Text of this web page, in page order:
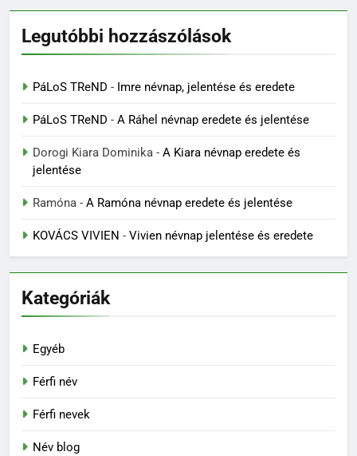
Legutóbbi hozzászólások
PáLoS TReND - Imre névnap, jelentése és eredete
PáLoS TReND - A Ráhel névnap eredete és jelentése
Dorogi Kiara Dominika - A Kiara névnap eredete és
jelentése
Ramóna - A Ramóna névnap eredete és jelentése
KOVÁCS VIVIEN - Vivien névnap jelentése és eredete
Kategóriák
Egyéb
Férfi név
Férfi nevek
Név blog